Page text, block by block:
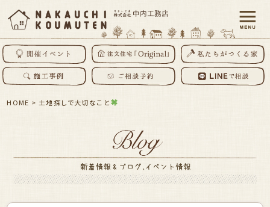
HOME >土地探しで大切なこと